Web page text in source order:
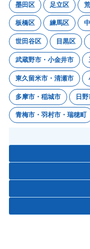
墨田区 足立区
板橋区 練馬区
世田谷区 目黒区
武蔵野市・小金井市
東久留米市・清瀬市
多摩市・稲城市 日野
青梅市・羽村市・瑞穂町